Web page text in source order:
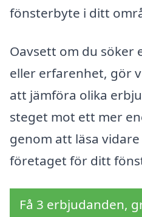
fönsterbyte i ditt
Oavsett om du söker
eller erfarenhet, gör
att jämföra olika
steget mot ett mer
genom att läsa
företaget för ditt
Få 3 erbjudanden,